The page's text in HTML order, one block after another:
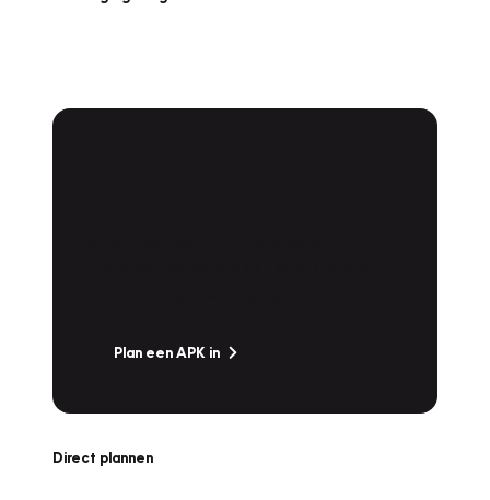
Plan een APK in
Direct plannen